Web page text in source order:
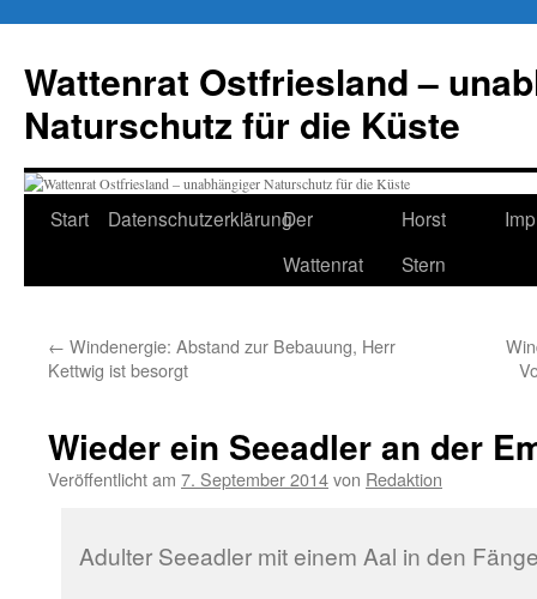
springen
Wattenrat Ostfriesland –
Naturschutz für die Küste
Start DatenschutzerklärungDer
Wattenrat
Horst
Stern
← Windenergie: Abstand zur Bebauung, Herr
Kettwig ist besorgt
Wieder ein Seeadler an der
Veröffentlicht am 7. September 2014von Redaktion
Adulter Seeadler mit einem Aal in den